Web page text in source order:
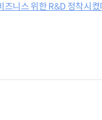
즈니스 위한 R&D 정착시켰